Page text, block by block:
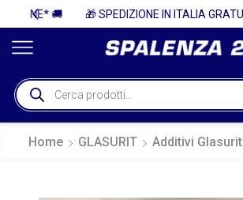
Home GLASURIT Additivi Glasurit